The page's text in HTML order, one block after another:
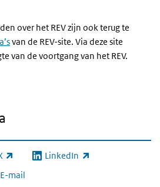
over het REV zijn ook terug te
van de REV-site. Via deze site
van de voortgang van het REV.
link) LinkedIn
(externe link)
E-mail